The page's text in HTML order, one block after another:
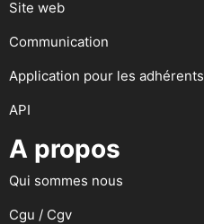
Site web
Communication
Application pour les adhérents
API
A propos
Qui sommes nous
Cgu / Cgv